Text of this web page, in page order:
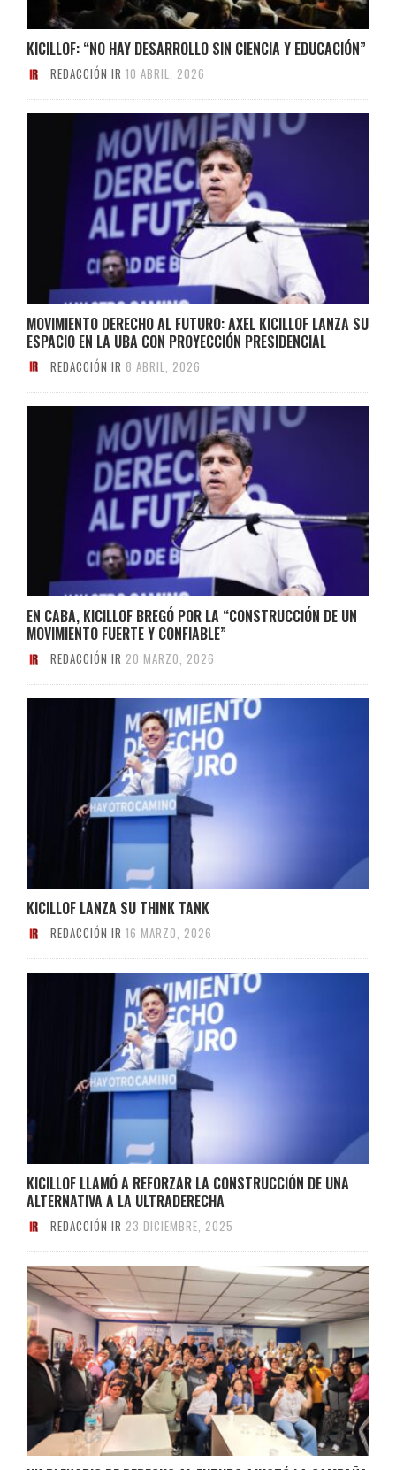
KICILLOF: “NO HAY DESARROLLO SIN CIENCIA Y EDUCACIÓN”
REDACCIÓN IR 10 ABRIL, 2026
MOVIMIENTO DERECHO AL FUTURO: AXEL KICILLOF LANZA SU
ESPACIO EN LA UBA CON PROYECCIÓN PRESIDENCIAL
REDACCIÓN IR 8 ABRIL, 2026
EN CABA, KICILLOF BREGÓ POR LA “CONSTRUCCIÓN DE UN
MOVIMIENTO FUERTE Y CONFIABLE”
REDACCIÓN IR 20 MARZO, 2026
KICILLOF LANZA SU THINK TANK
REDACCIÓN IR 16 MARZO, 2026
KICILLOF LLAMÓ A REFORZAR LA CONSTRUCCIÓN DE UNA
ALTERNATIVA A LA ULTRADERECHA
REDACCIÓN IR 23 DICIEMBRE, 2025